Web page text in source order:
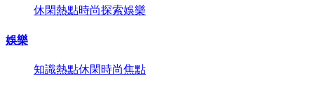
休閑熱點時尚探索娛樂
娛樂
知識熱點休閑時尚焦點